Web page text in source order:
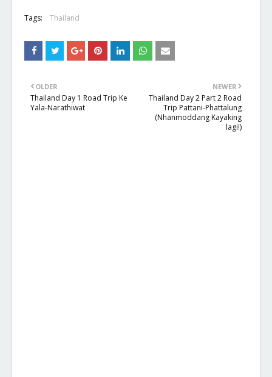
Tags: Thailand
NEWER
Thailand Day 2 Part 2 Road
Trip Pattani-Phattalung
(Nhanmoddang Kayaking
lagi!)
OLDER
Thailand Day 1 Road Trip Ke
Yala-Narathiwat